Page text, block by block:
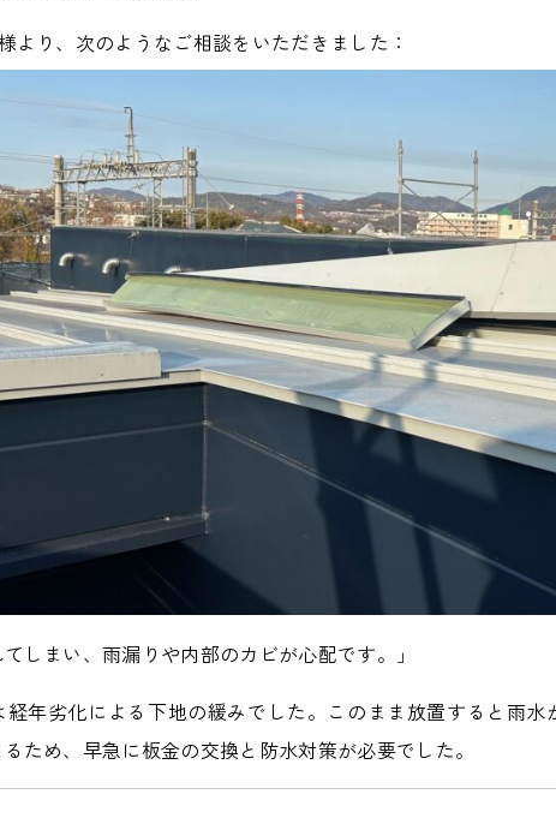
より、次のようなご相談をいただきました：
しまい、雨漏りや内部のカビが心配です。」
年劣化による下地の緩みでした。このまま放置すると雨
ため、早急に板金の交換と防水対策が必要でした。